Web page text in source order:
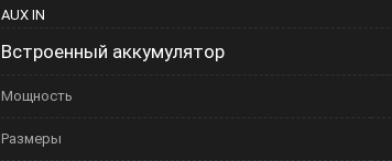
AUX IN
Встроенный аккумулятор
Мощность
Размеры